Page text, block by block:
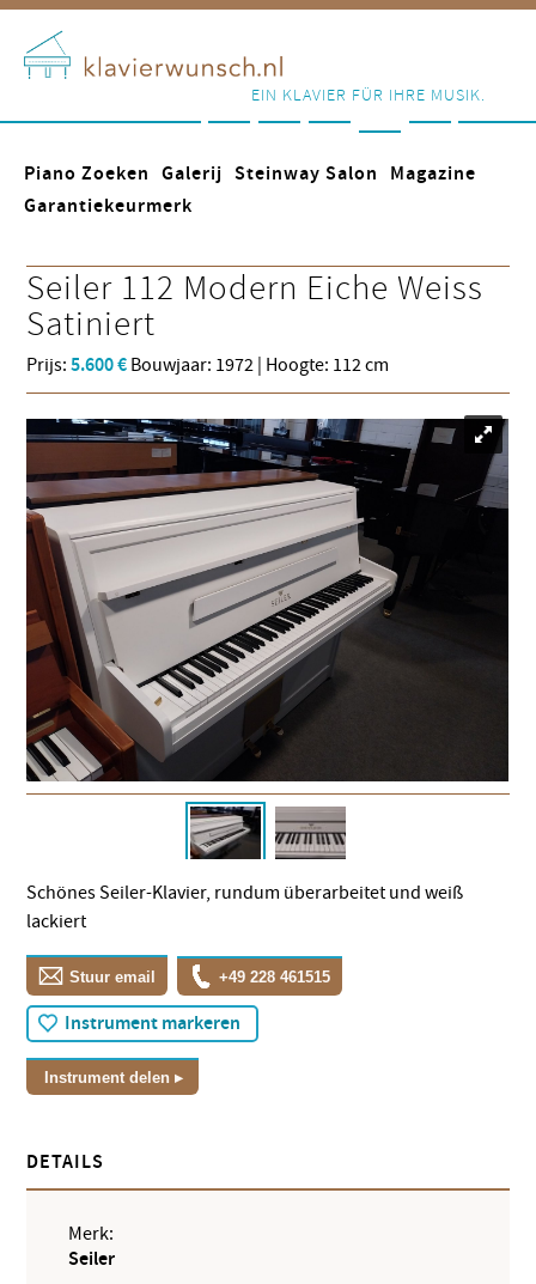
EIN KLAVIER FÜR IHRE MUSIK.
Piano Zoeken Galerij Steinway Salon
Magazine
Garantiekeurmerk
Seiler 112 Modern Eiche Weiss
Satiniert
Prijs:5.600 € Bouwjaar: 1972 | Hoogte: 112 cm
Schönes Seiler-Klavier, rundum überarbeitet und weiß
lackiert
Stuur email +49 228 461515
Instrument markeren
Instrument delen
DETAILS
Merk:
Seiler